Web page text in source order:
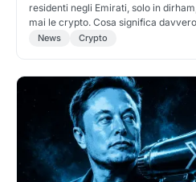
residenti negli Emirati, solo in
mai le crypto. Cosa significa
bottiglia era la licenza.
News Crypto